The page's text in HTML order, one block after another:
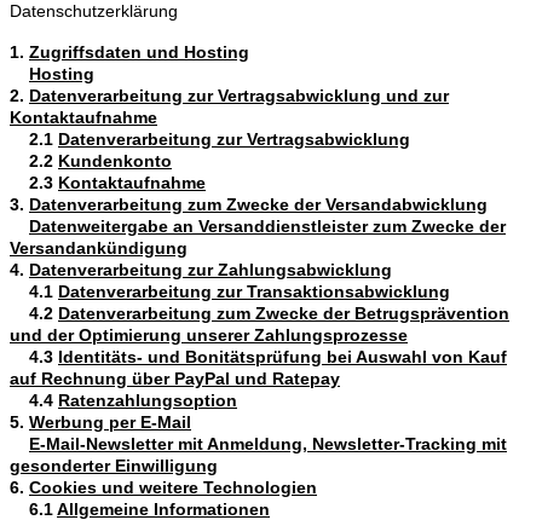
Datenschutzerklärung
1. Zugriffsdaten und Hosting
Hosting
2. Datenverarbeitung zur Vertragsabwicklung und zur
Kontaktaufnahme
2.1 Datenverarbeitung zur Vertragsabwicklung
2.2 Kundenkonto
2.3 Kontaktaufnahme
3. Datenverarbeitung zum Zwecke der Versandabwicklung
Datenweitergabe an Versanddienstleister zum Zwecke der
Versandankündigung
4. Datenverarbeitung zur Zahlungsabwicklung
4.1 Datenverarbeitung zur Transaktionsabwicklung
4.2 Datenverarbeitung zum Zwecke der Betrugsprävention
und der Optimierung unserer Zahlungsprozesse
4.3 Identitäts- und Bonitätsprüfung bei Auswahl von Kauf
auf Rechnung über PayPal und Ratepay
4.4 Ratenzahlungsoption
5. Werbung per E-Mail
E-Mail-Newsletter mit Anmeldung, Newsletter-Tracking mit
gesonderter Einwilligung
6. Cookies und weitere Technologien
6.1Allgemeine Informationen